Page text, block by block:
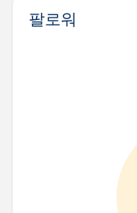
팔로워